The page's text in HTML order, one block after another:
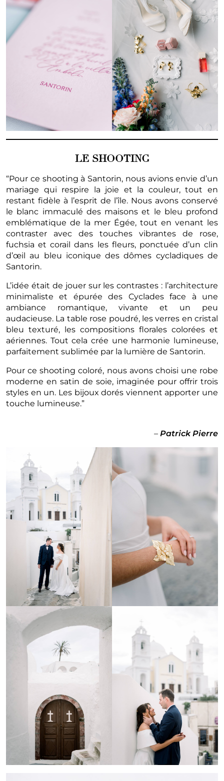
LE SHOOTING
“Pour ce shooting à Santorin, nous avions envie d’un
mariage qui respire la joie et la couleur, tout en
restant fidèle à l’esprit de l’île. Nous avons conservé
le blanc immaculé des maisons et le bleu profond
emblématique de la mer Égée, tout en venant les
contraster avec des touches vibrantes de rose,
fuchsia et corail dans les fleurs, ponctuée d’un clin
d’œil au bleu iconique des dômes cycladiques de
Santorin.
L’idée était de jouer sur les contrastes : l’architecture
minimaliste et épurée des Cyclades face à une
ambiance romantique, vivante et un peu
audacieuse. La table rose poudré, les verres en cristal
bleu texturé, les compositions florales colorées et
aériennes. Tout cela crée une harmonie lumineuse,
parfaitement sublimée par la lumière de Santorin.
Pour ce shooting coloré, nous avons choisi une robe
moderne en satin de soie, imaginée pour offrir trois
styles en un. Les bijoux dorés viennent apporter une
touche lumineuse.”
– Patrick Pierre